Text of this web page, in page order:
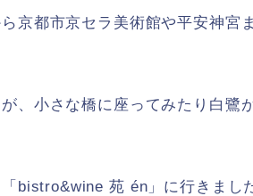
京都市京セラ美術館や平安神宮
、小さな橋に座ってみたり白鷺
bistro&wine 苑 én」に行きまし